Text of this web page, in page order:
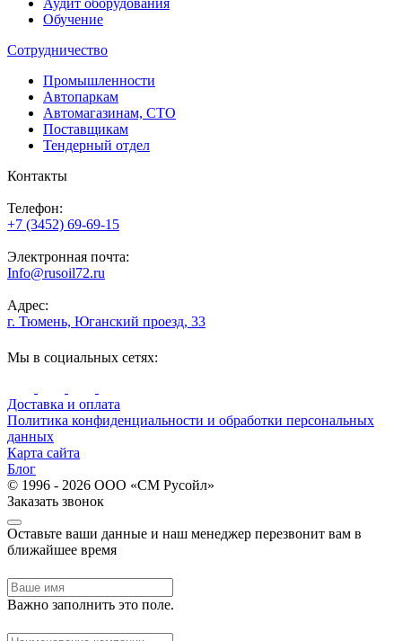
Обучение
Сотрудничество
Промышленности
Автопаркам
Автомагазинам, СТО
Поставщикам
Тендерный отдел
Контакты
Телефон:
+7 (3452) 69-69-15
Электронная почта:
Info@rusoil72.ru
Адрес:
г. Тюмень, Юганский проезд, 33
Мы в социальных сетях:
Доставка и оплата
Политика конфиденциальности и обработки персональных
данных
Карта сайта
Блог
© 1996 - 2026 ООО «СМ Русойл»
Заказать звонок
Оставьте ваши данные и наш менеджер перезвонит вам в
ближайшее время
Важно заполнить это поле.